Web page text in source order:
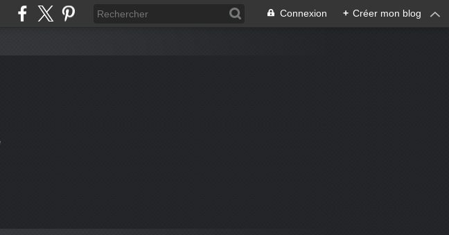
Connexion + Créer mon blog